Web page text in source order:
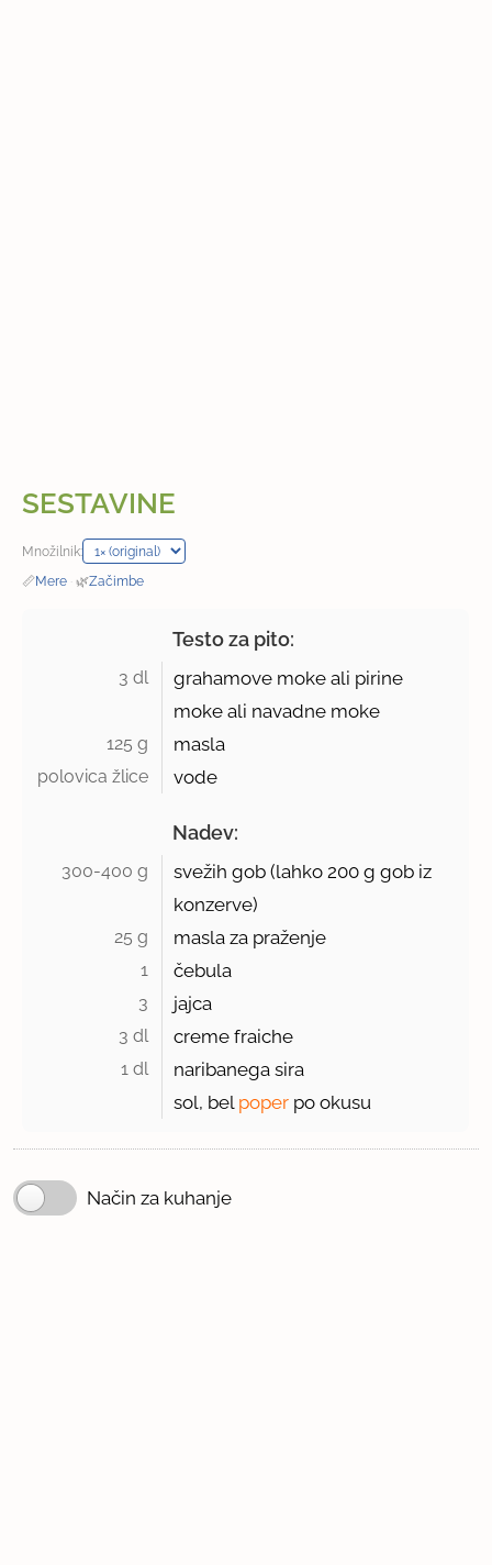
SESTAVINE
Množilnik:
📏Mere · 🌿Začimbe
Testo za pito:
3 dl
grahamove moke ali pirine
moke ali navadne moke
125 g masla
polovica žlice vode
Nadev:
300-400 g svežih gob (lahko200 g gob iz
konzerve)
25 g masla za praženje
1 čebula
3 jajca
3 dl creme fraiche
1 dl
naribanega sira
sol, bel poper po okusu
Način za kuhanje